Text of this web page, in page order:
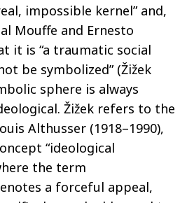
impossible kernel” and,
Mouffe and Ernesto
it is “a traumatic social
be symbolized” (Žižek
sphere is always
Žižek refers to the
Althusser (1918–1990),
“ideological
the term
a forceful appeal,